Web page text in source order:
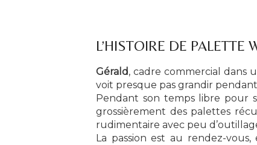
L’HISTOIRE DE PALETTE
Gérald, cadre commercial dans
voit presque pas grandir
Pendant son temps libre pour
grossièrement des palettes
rudimentaire avec peu
La passion est au rendez-